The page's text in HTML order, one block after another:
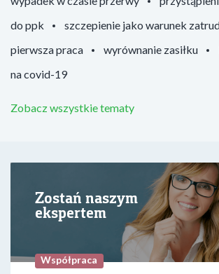
do ppk
szczepienie jako warunek
pierwsza praca
wyrównanie zasiłku
na covid-19
Zobacz wszystkie tematy
Zostań naszym
ekspertem
Współpraca